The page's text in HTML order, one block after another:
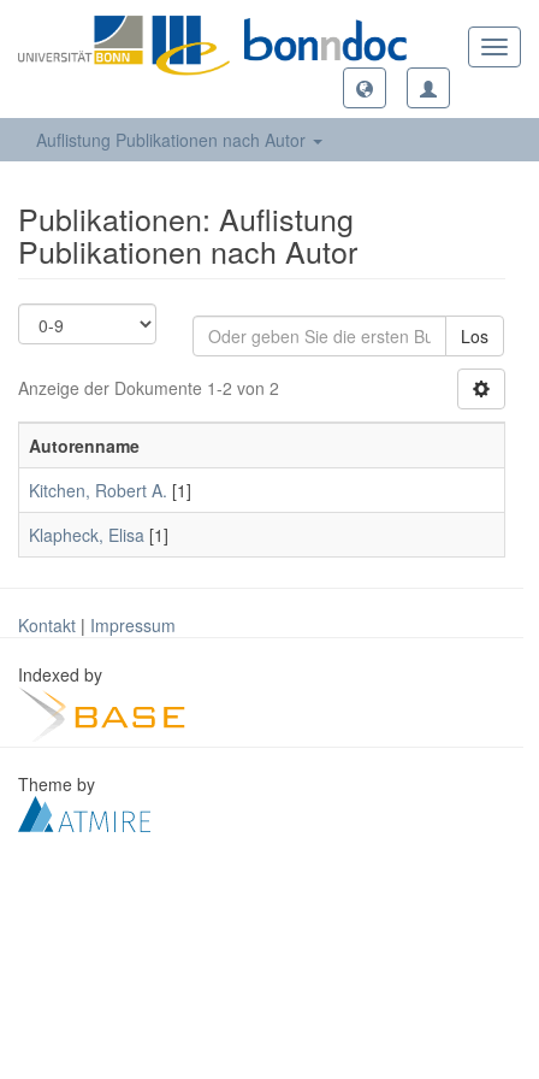
Auflistung Publikationen nach Autor
Publikationen: Auflistung
Publikationen nach Autor
Los
Anzeige der Dokumente 1-2 von 2
Autorenname
Kitchen, Robert A. [1]
Klapheck, Elisa [1]
Kontakt | Impressum
Indexed by
Theme by